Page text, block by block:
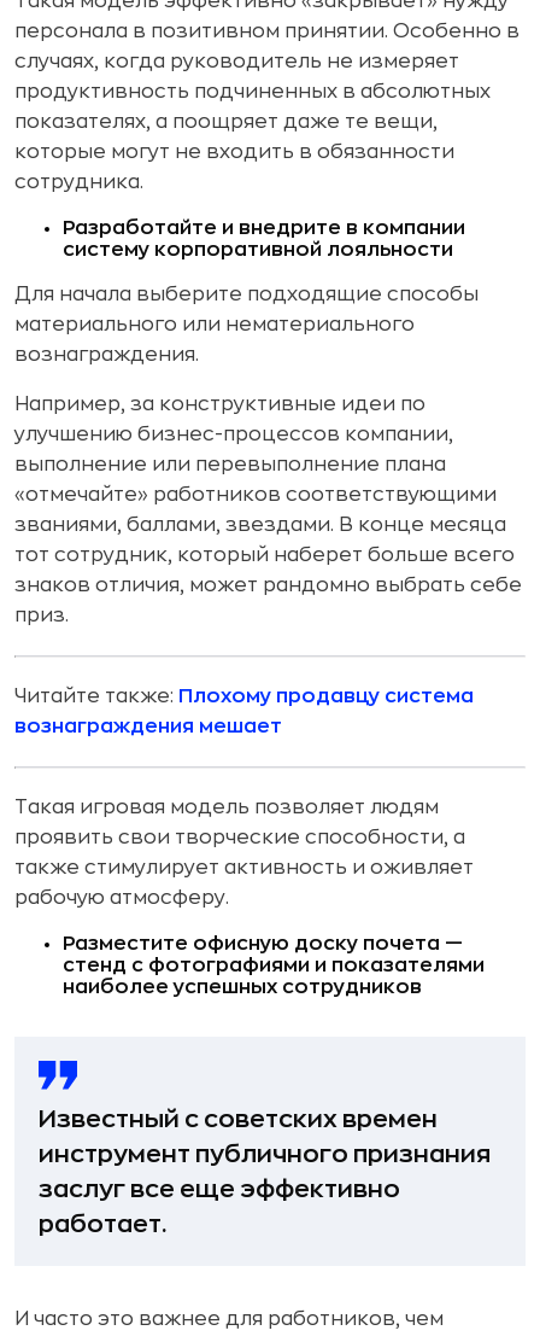
персонала в позитивном принятии. Особенно в
случаях, когда руководитель не измеряет
продуктивность подчиненных в абсолютных
показателях, а поощряет даже те вещи,
которые могут не входить в обязанности
сотрудника.
Разработайте и внедрите в компании
систему корпоративной лояльности
Для начала выберите подходящие способы
материального или нематериального
вознаграждения.
Например, за конструктивные идеи по
улучшению бизнес-процессов компании,
выполнение или перевыполнение плана
«отмечайте» работников соответствующими
званиями, баллами, звездами. В конце месяца
тот сотрудник, который наберет больше всего
знаков отличия, может рандомно выбрать себе
приз.
Читайте также: Плохому продавцу система
вознаграждения мешает
Такая игровая модель позволяет людям
проявить свои творческие способности, а
также стимулирует активность и оживляет
рабочую атмосферу.
Разместите офисную доску почета —
стенд с фотографиями и показателями
наиболее успешных сотрудников
Известный с советских времен
инструмент публичного признания
заслуг все еще эффективно
работает.
И часто это важнее для работников, чем